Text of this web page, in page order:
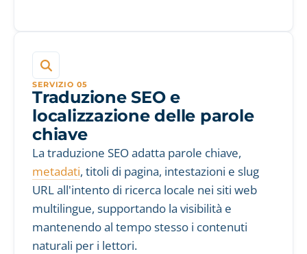
SERVIZIO 05
Traduzione SEO e
localizzazione delle parole
chiave
La traduzione SEO adatta parole chiave,
metadati, titoli di pagina, intestazioni e slug
URL all'intento di ricerca locale nei siti web
multilingue, supportando la visibilità e
mantenendo al tempo stesso i contenuti
naturali per i lettori.